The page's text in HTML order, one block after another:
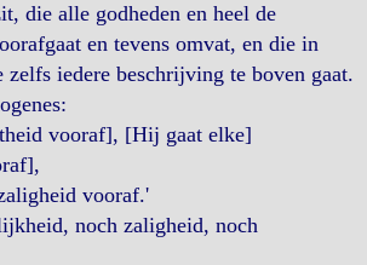
die alle godheden en heel de
en tevens omvat, en die in
zelfs iedere beschrijving te boven gaat.
vooraf], [Hij gaat elke]
vooraf.'
noch zaligheid, noch